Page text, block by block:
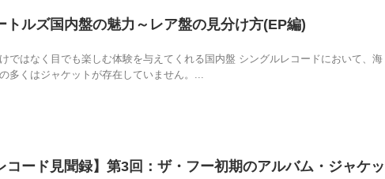
トルズ国内盤の魅力～レア盤の見分け方(EP編)
ではなく目でも楽しむ体験を与えてくれる国内盤 シングルレコードにおいて、海
多くはジャケットが存在していません。...
コード見聞録】第3回：ザ・フー初期のアルバム・ジャケッ